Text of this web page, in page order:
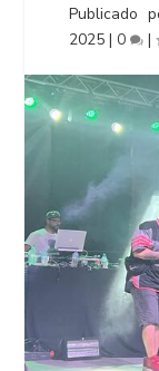
Publicado
2025 |0 |